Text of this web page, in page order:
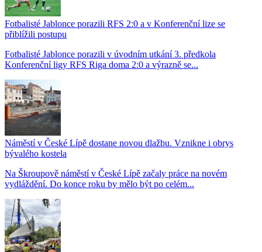
Fotbalisté Jablonce porazili RFS 2:0 a v Konferenční lize se
přiblížili postupu
Fotbalisté Jablonce porazili v úvodním utkání 3. předkola
Konferenční ligy RFS Riga doma 2:0 a výrazně se...
Náměstí v České Lípě dostane novou dlažbu. Vznikne i obrys
bývalého kostela
Na Škroupově náměstí v České Lípě začaly práce na novém
vydláždění. Do konce roku by mělo být po celém...